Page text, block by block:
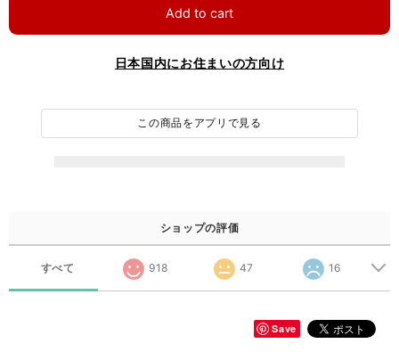
Add to cart
日本国内にお住まいの方向け
この商品をアプリで見る
ショップの評価
すべて 918 47 16
Save